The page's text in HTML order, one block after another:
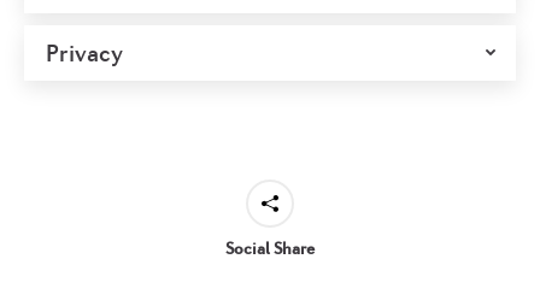
Privacy
Social Share